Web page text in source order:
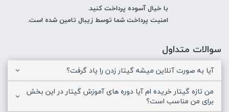
با خیال آسوده پرداخت کنید.
امنیت پرداخت شما توسط زیبال تامین شده است.
سوالات متداول
آیا به صورت آنلاین میشه گیتار زدن را یاد گرفت؟
من تازه گیتار خریده ام آیا دوره های آموزش گیتار در این بخش
برای من مناسب است؟